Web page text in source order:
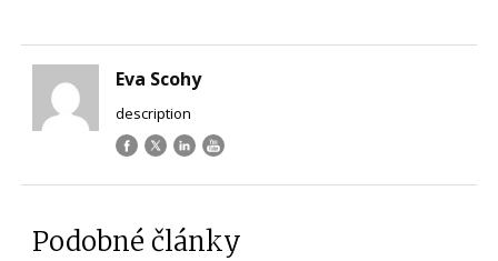
Eva Scohy
description
Podobné články